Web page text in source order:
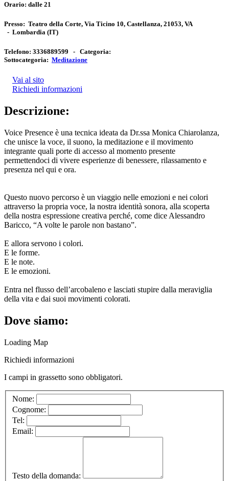
Orario: dalle 21
Presso: Teatro della Corte, Via Ticino 10, Castellanza, 21053, VA
- Lombardia (IT)
Telefono: 3336889599 - Categoria:
Sottocategoria: Meditazione
Vai al sito
Richiedi informazioni
Descrizione:
Voice Presence è una tecnica ideata da Dr.ssa Monica Chiarolanza,
che unisce la voce, il suono, la meditazione e il movimento
integrante quali porte di accesso al momento presente
permettendoci di vivere esperienze di benessere, rilassamento e
presenza nel qui e ora.
Questo nuovo percorso è un viaggio nelle emozioni e nei colori
attraverso la propria voce, la nostra identità sonora, alla scoperta
della nostra espressione creativa perché, come dice Alessandro
Baricco, “A volte le parole non bastano”.
E allora servono i colori.
E le forme.
E le note.
E le emozioni.
Entra nel flusso dell’arcobaleno e lasciati stupire dalla meraviglia
della vita e dai suoi movimenti colorati.
Dove siamo:
Loading Map
Richiedi informazioni
I campi in grassetto sono obbligatori.
Nome:
Cognome:
Tel:
Email:
Testo della domanda: